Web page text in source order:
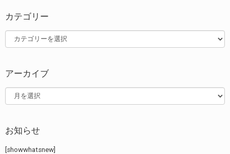
カテゴリー
テ
リ
ー
アーカイブ
ー
イ
ブ
お知らせ
[showwhatsnew]